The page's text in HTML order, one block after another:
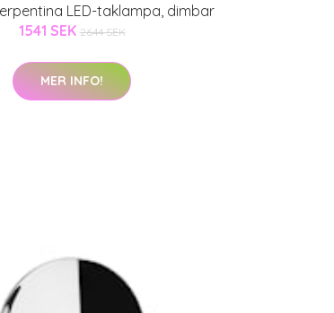
LED-taklampa, dimbar
1541 SEK 2644 SEK
MER INFO!